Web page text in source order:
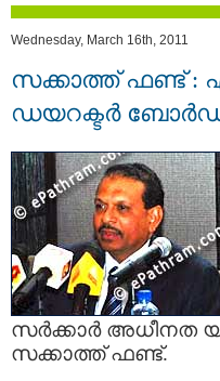
Wednesday, March 16th, 2011
സക്കാത്ത് ഫണ്ട്
ഡയറക്ടര്‍
സര്‍ക്കാര്‍ അധീനത
സക്കാത്ത്‌ ഫണ്ട്.